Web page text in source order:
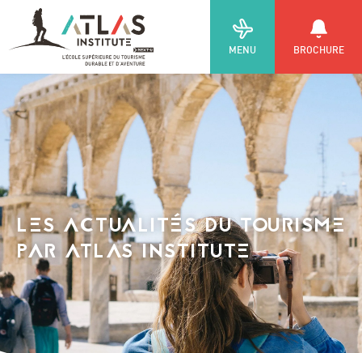
MENU BROCHURE
LES ACTUALITÉS DU TOURISME
PAR ATLAS INSTITUTE